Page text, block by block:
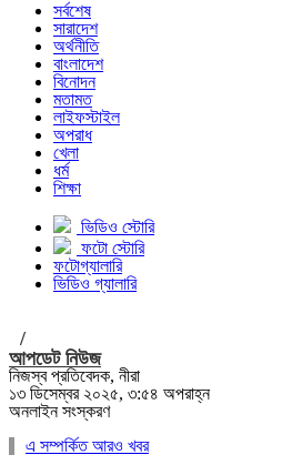
সর্বশেষ
সারাদেশ
অর্থনীতি
বাংলাদেশ
বিনোদন
মতামত
লাইফস্টাইল
অপরাধ
খেলা
ধর্ম
শিক্ষা
ভিডিও স্টোরি
ফটো স্টোরি
ফটোগ্যালারি
ভিডিও গ্যালারি
/
আপডেট নিউজ
নিজস্ব প্রতিবেদক, নীরা
১৩ ডিসেম্বর ২০২৫, ৩:৫৪ অপরাহ্ন
অনলাইন সংস্করণ
এ সম্পর্কিত আরও খবর